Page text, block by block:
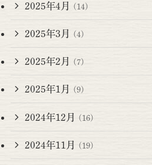
2025年4月 (14)
2025年3月 (4)
2025年2月 (7)
2025年1月 (9)
2024年12月 (16)
2024年11月 (19)